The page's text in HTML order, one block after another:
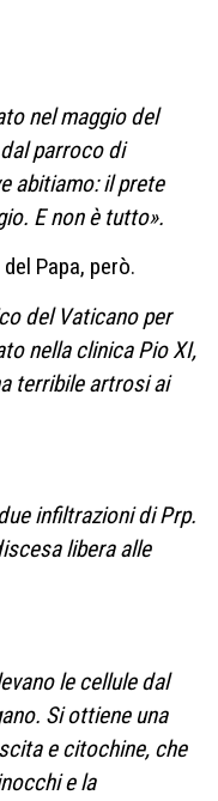
nel maggio del
parroco di
abitiamo: il prete
E non è tutto».
Papa, però.
del Vaticano per
nella clinica Pio XI,
terribile artrosi ai
infiltrazioni di Prp.
libera alle
le cellule dal
Si ottiene una
e citochine, che
e la